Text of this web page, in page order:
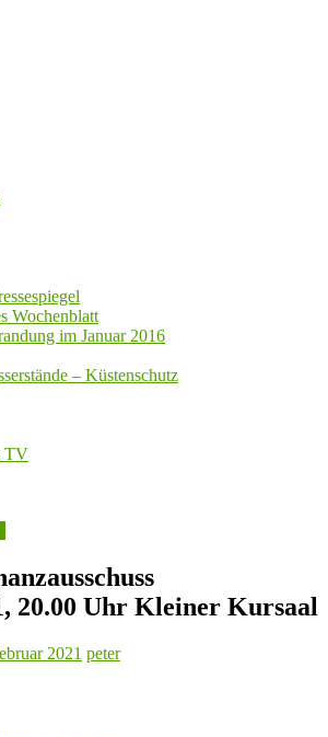
Wochenblatt
im Januar 2016
– Küstenschutz
TV
20.00 Uhr Kleiner Kursaal
2021 peter